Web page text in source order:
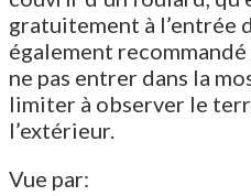
gratuitement à l’entrée
également
ne pas entrer dans la
limiter à observer le
l’extérieur.
Vue par: